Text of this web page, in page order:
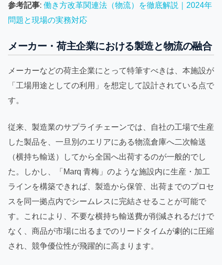
参考記事: 働き方改革関連法（物流）を徹底解説｜2024年
問題と現場の実務対応
メーカー・荷主企業における製造と物流の融合
メーカーなどの荷主企業にとって特筆すべきは、本施設が
「工場用途としての利用」を想定して設計されている点で
す。
従来、製造業のサプライチェーンでは、自社の工場で生産
した製品を、一旦別のエリアにある物流倉庫へ二次輸送
（横持ち輸送）してから全国へ出荷するのが一般的でし
た。しかし、「Marq 青梅」のような施設内に生産・加工
ラインを構築できれば、製造から保管、出荷までのプロセ
スを同一拠点内でシームレスに完結させることが可能で
す。これにより、不要な横持ち輸送費が削減されるだけで
なく、商品が市場に出るまでのリードタイムが劇的に圧縮
され、競争優位性が飛躍的に高まります。